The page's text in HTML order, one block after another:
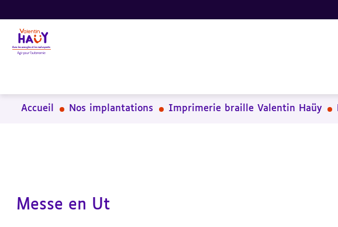
Aller
au
contenu
principal
Aller
au
pied
de
Aller
à
la
recherche
Accueil Nos implantations Imprimerie braille Valentin Haüy
Messe en Ut